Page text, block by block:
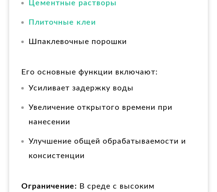
Цементные растворы
Плиточные клеи
Шпаклевочные порошки
Его основные функции включают:
Усиливает задержку воды
Увеличение открытого времени при
нанесении
Улучшение общей обрабатываемости и
консистенции
Ограничение: В среде с высоким